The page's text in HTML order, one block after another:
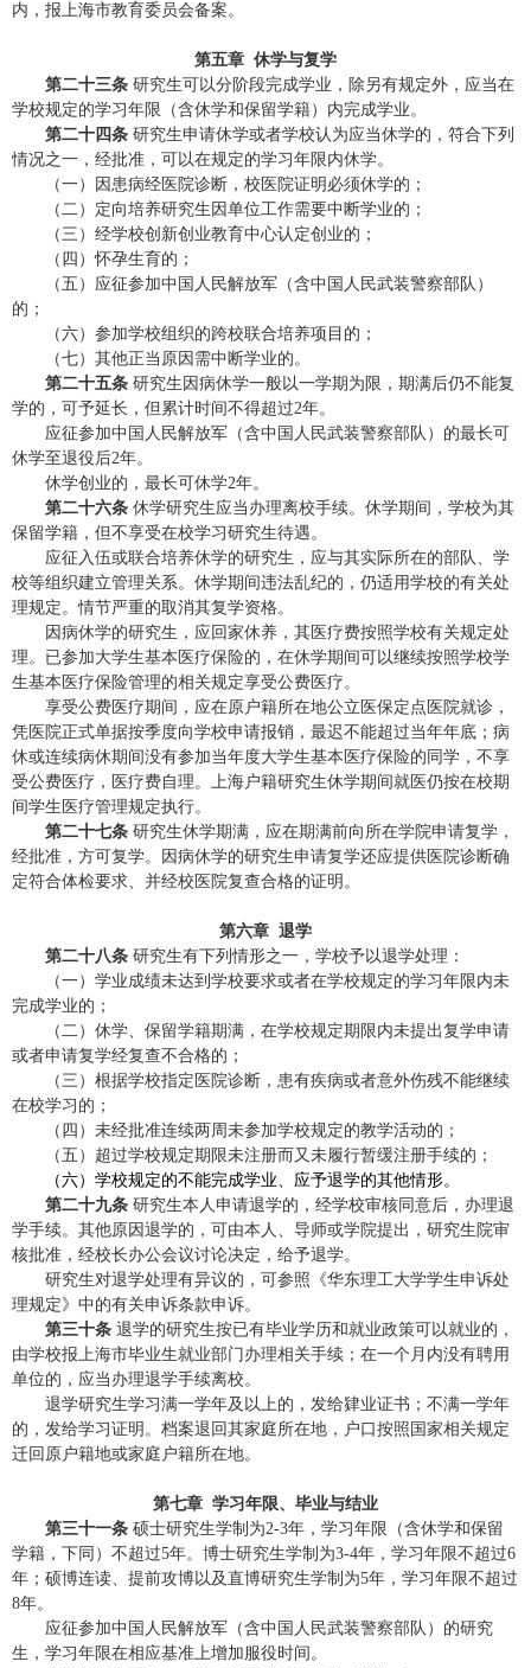
内，报上海市教育委员会备案。
第五章 休学与复学
第二十三条 研究生可以分阶段完成学业，除另有规定外，应当在
学校规定的学习年限（含休学和保留学籍）内完成学业。
第二十四条 研究生申请休学或者学校认为应当休学的，符合下列
情况之一，经批准，可以在规定的学习年限内休学。
（一）因患病经医院诊断，校医院证明必须休学的；
（二）定向培养研究生因单位工作需要中断学业的；
（三）经学校创新创业教育中心认定创业的；
（四）怀孕生育的；
（五）应征参加中国人民解放军（含中国人民武装警察部队）
的；
（六）参加学校组织的跨校联合培养项目的；
（七）其他正当原因需中断学业的。
第二十五条 研究生因病休学一般以一学期为限，期满后仍不能复
学的，可予延长，但累计时间不得超过2年。
应征参加中国人民解放军（含中国人民武装警察部队）的最长可
休学至退役后2年。
休学创业的，最长可休学2年。
第二十六条 休学研究生应当办理离校手续。休学期间，学校为其
保留学籍，但不享受在校学习研究生待遇。
应征入伍或联合培养休学的研究生，应与其实际所在的部队、学
校等组织建立管理关系。休学期间违法乱纪的，仍适用学校的有关处
理规定。情节严重的取消其复学资格。
因病休学的研究生，应回家休养，其医疗费按照学校有关规定处
理。已参加大学生基本医疗保险的，在休学期间可以继续按照学校学
生基本医疗保险管理的相关规定享受公费医疗。
享受公费医疗期间，应在原户籍所在地公立医保定点医院就诊，
凭医院正式单据按季度向学校申请报销，最迟不能超过当年年底；病
休或连续病休期间没有参加当年度大学生基本医疗保险的同学，不享
受公费医疗，医疗费自理。上海户籍研究生休学期间就医仍按在校期
间学生医疗管理规定执行。
第二十七条 研究生休学期满，应在期满前向所在学院申请复学，
经批准，方可复学。因病休学的研究生申请复学还应提供医院诊断确
定符合体检要求、并经校医院复查合格的证明。
第六章 退学
第二十八条 研究生有下列情形之一，学校予以退学处理：
（一）学业成绩未达到学校要求或者在学校规定的学习年限内未
完成学业的；
（二）休学、保留学籍期满，在学校规定期限内未提出复学申请
或者申请复学经复查不合格的；
（三）根据学校指定医院诊断，患有疾病或者意外伤残不能继续
在校学习的；
（四）未经批准连续两周未参加学校规定的教学活动的；
（五）超过学校规定期限未注册而又未履行暂缓注册手续的；
（六）学校规定的不能完成学业、应予退学的其他情形。
第二十九条 研究生本人申请退学的，经学校审核同意后，办理退
学手续。其他原因退学的，可由本人、导师或学院提出，研究生院审
核批准，经校长办公会议讨论决定，给予退学。
研究生对退学处理有异议的，可参照《华东理工大学学生申诉处
理规定》中的有关申诉条款申诉。
第三十条 退学的研究生按已有毕业学历和就业政策可以就业的，
由学校报上海市毕业生就业部门办理相关手续；在一个月内没有聘用
单位的，应当办理退学手续离校。
退学研究生学习满一学年及以上的，发给肄业证书；不满一学年
的，发给学习证明。档案退回其家庭所在地，户口按照国家相关规定
迁回原户籍地或家庭户籍所在地。
第七章 学习年限、毕业与结业
第三十一条 硕士研究生学制为2-3年，学习年限（含休学和保留
学籍，下同）不超过5年。博士研究生学制为3-4年，学习年限不超过6
年；硕博连读、提前攻博以及直博研究生学制为5年，学习年限不超过
8年。
应征参加中国人民解放军（含中国人民武装警察部队）的研究
生，学习年限在相应基准上增加服役时间。